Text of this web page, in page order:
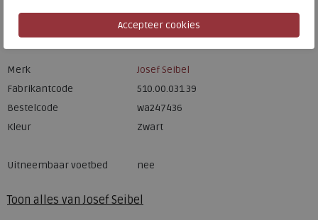
Toon alles vanJosef Seibel
Altijd retourneren, binnen 1 werkdag terugbetaald
Merk
Josef Seibel
Fabrikantcode
510.00.031.39
Bestelcode
wa247436
Kleur
Zwart
Uitneembaar voetbed nee